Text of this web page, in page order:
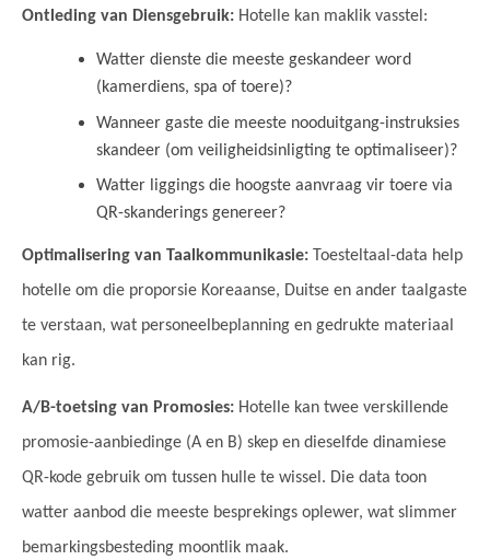
Ontleding van Diensgebruik: Hotelle kan maklik vasstel:
Watter dienste die meeste geskandeer word
(kamerdiens, spa of toere)?
Wanneer gaste die meeste nooduitgang-instruksies
skandeer (om veiligheidsinligting te optimaliseer)?
Watter liggings die hoogste aanvraag vir toere via
QR-skanderings genereer?
Optimalisering van Taalkommunikasie: Toesteltaal-data help
hotelle om die proporsie Koreaanse, Duitse en ander taalgaste
te verstaan, wat personeelbeplanning en gedrukte materiaal
kan rig.
A/B-toetsing van Promosies: Hotelle kan twee verskillende
promosie-aanbiedinge (A en B) skep en dieselfde dinamiese
QR-kode gebruik om tussen hulle te wissel. Die data toon
watter aanbod die meeste besprekings oplewer, wat slimmer
bemarkingsbesteding moontlik maak.